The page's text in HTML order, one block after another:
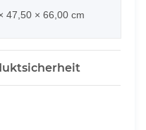
47,50 × 66,00 cm